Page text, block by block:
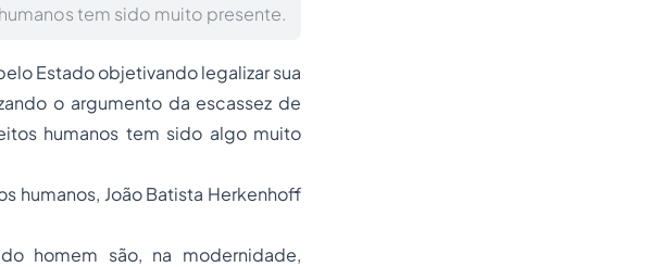
tem sido muito presente.
Estado objetivando legalizar sua
o argumento da escassez de
humanos tem sido algo muito
humanos, João Batista Herkenhoff
homem são, na modernidade,